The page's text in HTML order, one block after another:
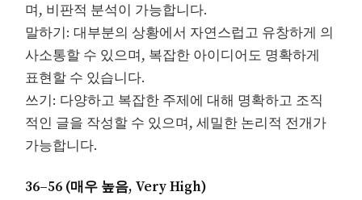
며, 비판적 분석이 가능합니다.
말하기: 대부분의 상황에서 자연스럽고 유창하게 의
사소통할 수 있으며, 복잡한 아이디어도 명확하게
표현할 수 있습니다.
쓰기: 다양하고 복잡한 주제에 대해 명확하고 조직
적인 글을 작성할 수 있으며, 세밀한 논리적 전개가
가능합니다.
36–56 (매우 높음, Very High)